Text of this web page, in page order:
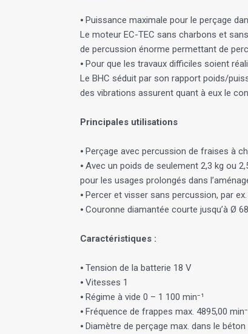
⦁ Puissance maximale pour le perçage
Le moteur EC-TEC sans charbons et
de percussion énorme permettant de
⦁ Pour que les travaux difficiles soient
Le BHC séduit par son rapport poids/
des vibrations assurent quant à eux le
Principales utilisations
⦁ Perçage avec percussion de fraises à
⦁ Avec un poids de seulement 2,3 kg ou
pour les usages prolongés dans
⦁ Percer et visser sans percussion, par
⦁ Couronne diamantée courte jusqu’à Ø
Caractéristiques :
⦁ Tension de la batterie 18 V
⦁ Vitesses 1
⦁ Régime à vide 0 – 1 100 min⁻¹
⦁ Fréquence de frappes max. 4895,00
⦁ Diamètre de perçage max. dans le